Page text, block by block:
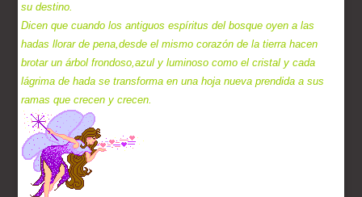
su destino.
Dicen que cuando los antiguos espíritus del bosque oyen a las
hadas llorar de pena,desde el mismo corazón de la tierra hacen
brotar un árbol frondoso,azul y luminoso como el cristal y cada
lágrima de hada se transforma en una hoja nueva prendida a sus
ramas que crecen y crecen.